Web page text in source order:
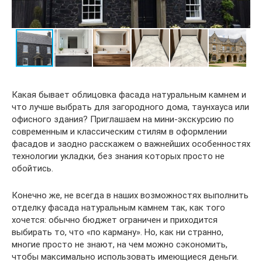
Какая бывает облицовка фасада натуральным камнем и
что лучше выбрать для загородного дома, таунхауса или
офисного здания? Приглашаем на мини-экскурсию по
современным и классическим стилям в оформлении
фасадов и заодно расскажем о важнейших особенностях
технологии укладки, без знания которых просто не
обойтись.
Конечно же, не всегда в наших возможностях выполнить
отделку фасада натуральным камнем так, как того
хочется: обычно бюджет ограничен и приходится
выбирать то, что «по карману». Но, как ни странно,
многие просто не знают, на чем можно сэкономить,
чтобы максимально использовать имеющиеся деньги.